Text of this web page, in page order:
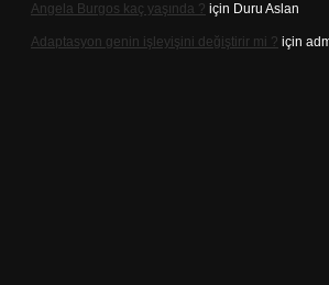
Angela Burgos kaç yaşında ? için Duru Aslan
Adaptasyon genin işleyişini değiştirir mi ? için